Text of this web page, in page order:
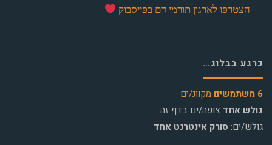
הצטרפו לארגון תורמי דם בפייסבוק
כרגע בבלוג…
6 משתמשים
מקוונ/ים
גולש אחד צופה/ים בדף זה.
גולש/ים: סורק אינטרנט אחד